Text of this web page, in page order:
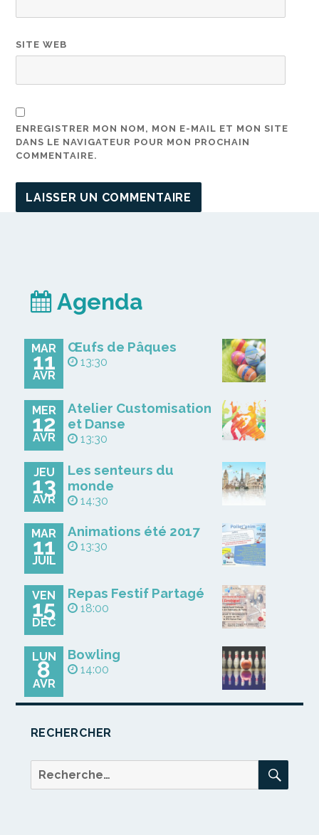
SITE WEB
ENREGISTRER MON NOM, MON E-MAIL ET MON SITE
DANS LE NAVIGATEUR POUR MON PROCHAIN
COMMENTAIRE.
Agenda
MAR
11
AVR
Œufs de Pâques
13:30
MER
12
AVR
Atelier Customisation
et Danse
13:30
JEU
13
AVR
Les senteurs du
monde
14:30
MAR
11
JUIL
Animations été 2017
13:30
VEN
15
DÉC
Repas Festif Partagé
18:00
LUN
8
AVR
Bowling
14:00
RECHERCHER
Recherche